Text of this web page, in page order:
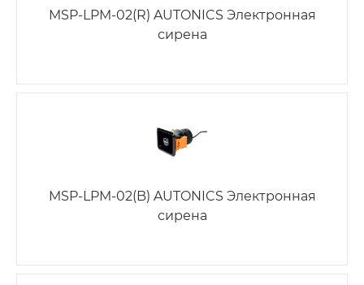
MSP-LPM-02(R) AUTONICS Электронная
сирена
MSP-LPM-02(B) AUTONICS Электронная
сирена